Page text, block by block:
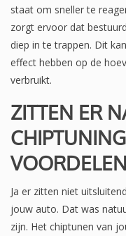
staat om sneller te
zorgt ervoor dat
diep in te trappen. Dit
effect hebben op de
verbruikt.
ZITTEN ER
Ja er zitten niet
jouw auto. Dat was
zijn. Het chiptunen van